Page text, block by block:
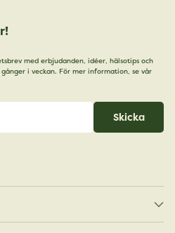
med erbjudanden, idéer, hälsotips och
i veckan. För mer information, se vår
Skicka